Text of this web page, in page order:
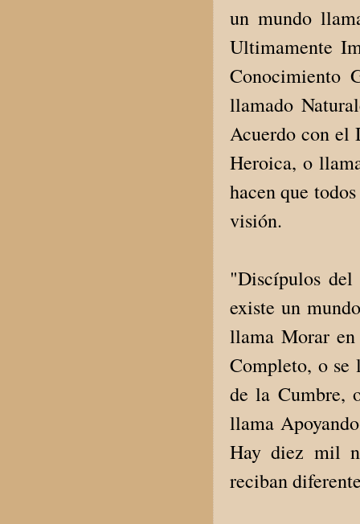
un mundo
Ultimamente
Conocimiento
llamado
Acuerdo con el
Heroica, o
hacen que
visión.
"Discípulos del
existe un
llama Morar
Completo, o
de la Cumbre,
llama
Hay diez mil
reciban